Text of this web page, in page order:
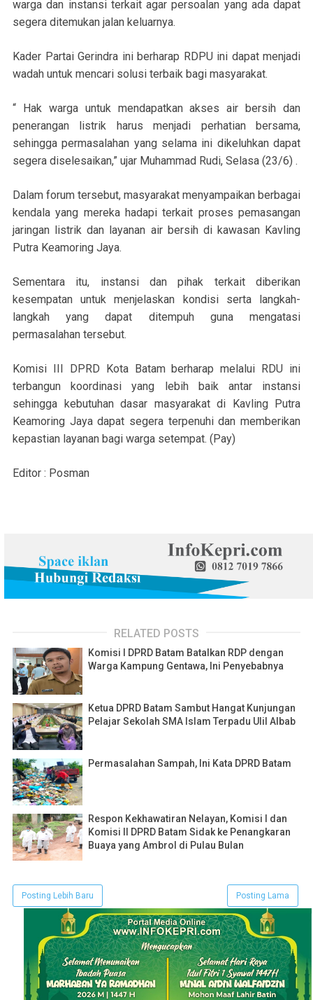
warga dan instansi terkait agar persoalan yang ada dapat
segera ditemukan jalan keluarnya.
Kader Partai Gerindra ini berharap RDPU ini dapat menjadi
wadah untuk mencari solusi terbaik bagi masyarakat.
“ Hak warga untuk mendapatkan akses air bersih dan
penerangan listrik harus menjadi perhatian bersama,
sehingga permasalahan yang selama ini dikeluhkan dapat
segera diselesaikan,” ujar Muhammad Rudi, Selasa (23/6) .
Dalam forum tersebut, masyarakat menyampaikan berbagai
kendala yang mereka hadapi terkait proses pemasangan
jaringan listrik dan layanan air bersih di kawasan Kavling
Putra Keamoring Jaya.
Sementara itu, instansi dan pihak terkait diberikan
kesempatan untuk menjelaskan kondisi serta langkah-
langkah yang dapat ditempuh guna mengatasi
permasalahan tersebut.
Komisi III DPRD Kota Batam berharap melalui RDU ini
terbangun koordinasi yang lebih baik antar instansi
sehingga kebutuhan dasar masyarakat di Kavling Putra
Keamoring Jaya dapat segera terpenuhi dan memberikan
kepastian layanan bagi warga setempat. (Pay)
Editor : Posman
RELATED POSTS
Komisi I DPRD Batam Batalkan RDP dengan
Warga Kampung Gentawa, Ini Penyebabnya
Ketua DPRD Batam Sambut Hangat Kunjungan
Pelajar Sekolah SMA Islam Terpadu Ulil Albab
Permasalahan Sampah, Ini Kata DPRD Batam
Respon Kekhawatiran Nelayan, Komisi I dan
Komisi II DPRD Batam Sidak ke Penangkaran
Buaya yang Ambrol di Pulau Bulan
Posting Lebih Baru Posting Lama